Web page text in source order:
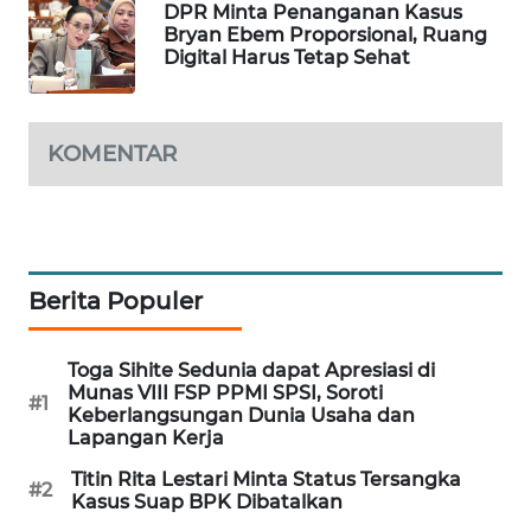
DPR Minta Penanganan Kasus
Bryan Ebem Proporsional, Ruang
Digital Harus Tetap Sehat
KOMENTAR
Berita Populer
#1
Toga Sihite Sedunia dapat Apresiasi di
Munas VIII FSP PPMI SPSI, Soroti
Keberlangsungan Dunia Usaha dan
Lapangan Kerja
#2
Titin Rita Lestari Minta Status Tersangka
Kasus Suap BPK Dibatalkan
SIBARAGAS
NEWS
METRO
SIANTAR
NEWS
JAKARTA
NEWS
NEWS